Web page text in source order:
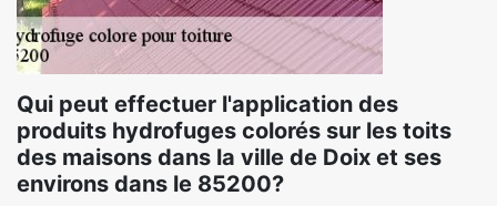
Qui peut effectuer l'application des
produits hydrofuges colorés sur les toits
des maisons dans la ville de Doix et ses
environs dans le 85200?